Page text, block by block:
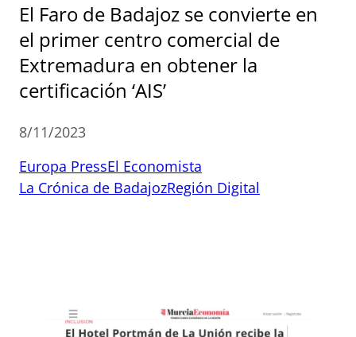
El Faro de Badajoz se convierte en
el primer centro comercial de
Extremadura en obtener la
certificación ‘AIS’
8/11/2023
Europa PressEl Economista
La Crónica de BadajozRegión Digital